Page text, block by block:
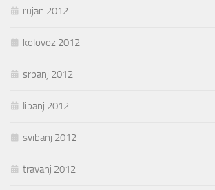
rujan 2012
kolovoz 2012
srpanj 2012
lipanj 2012
svibanj 2012
travanj 2012